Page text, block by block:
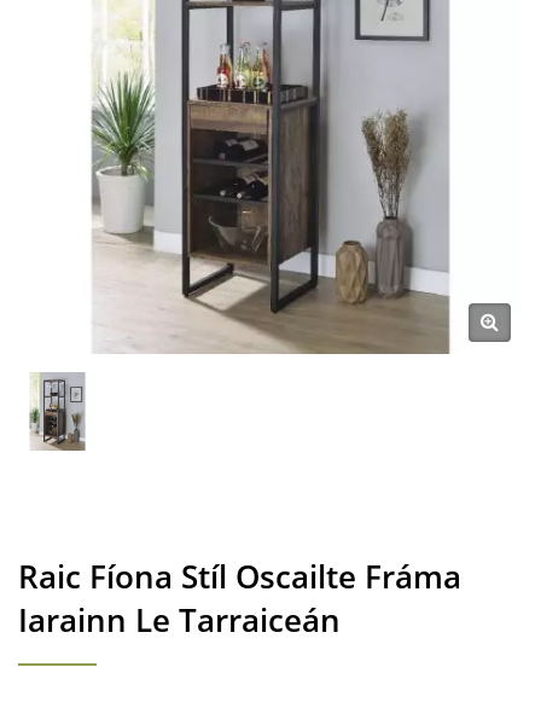
Raic Fíona Stíl Oscailte Fráma
Iarainn Le Tarraiceán